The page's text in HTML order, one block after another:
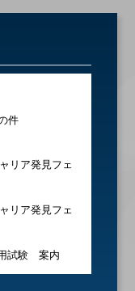
件
リア発見フェ
リア発見フェ
試験 案内